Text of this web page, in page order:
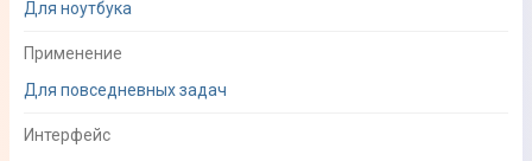
Для ноутбука
Применение
Для повседневных задач
Интерфейс